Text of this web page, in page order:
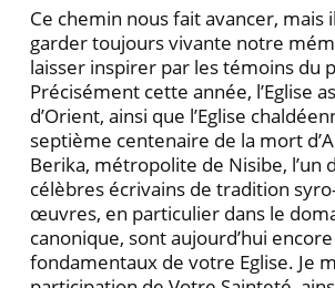
Ce chemin nous fait avancer, mais
garder toujours vivante notre
laisser inspirer par les témoins du
Précisément cette année, l’Eglise
d’Orient, ainsi que l’Eglise
septième centenaire de la mort
Berika, métropolite de Nisibe, l’un
célèbres écrivains de tradition
œuvres, en particulier dans le
canonique, sont aujourd’hui
fondamentaux de votre Eglise. Je